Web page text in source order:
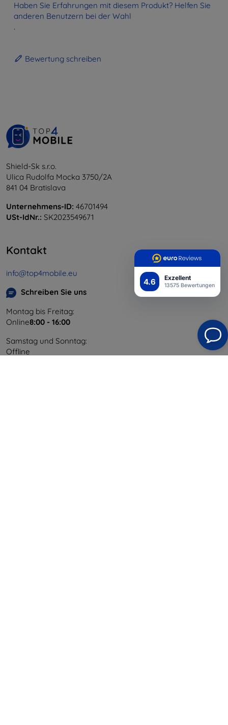
4.6 Exzellent
13575 Bewertungen
Haben Sie Erfahrungen mit diesem Produkt? Helfen Sie
anderen Benutzern bei der Wahl
.
Bewertung schreiben
Shield-Sk s.r.o.
Ulica Rudolfa Mocka 3750/2A
841 04 Bratislava
Unternehmens-ID: 46701494
USt-IdNr.: SK2023549671
Kontakt
info@top4mobile.eu
Schreiben Sie uns
Montag bis Freitag:
Online8:00 - 16:00
Samstag und Sonntag:
Offline